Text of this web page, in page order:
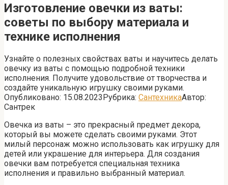
Изготовление овечки из ваты:
советы по выбору материала и
технике исполнения
Узнайте о полезных свойствах ваты и научитесь делать
овечку из ваты с помощью подробной техники
исполнения. Получите удовольствие от творчества и
создайте уникальную игрушку своими руками.
Опубликовано: 15.08.2023Рубрика: СантехникаАвтор:
Сантрек
Овечка из ваты – это прекрасный предмет декора,
который вы можете сделать своими руками. Этот
милый персонаж можно использовать как игрушку для
детей или украшение для интерьера. Для создания
овечки вам потребуется специальная техника
исполнения и правильно выбранный материал.